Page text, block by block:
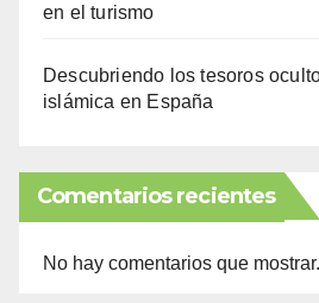
en el turismo
Descubriendo los tesoros
islámica en España
Comentarios recientes
No hay comentarios que mostrar.